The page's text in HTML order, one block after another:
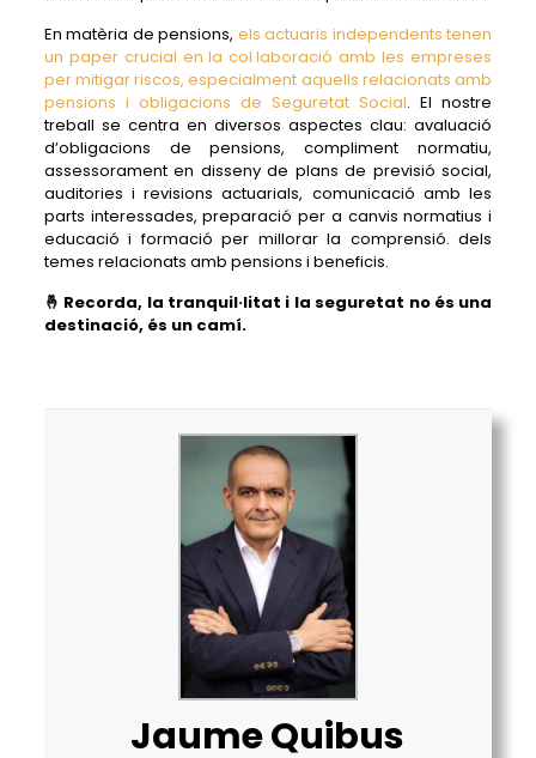
En matèria de pensions, els actuaris independents tenen
un paper crucial en la col·laboració amb les empreses
per mitigar riscos, especialment aquells relacionats amb
pensions i obligacions de Seguretat Social. El nostre
treball se centra en diversos aspectes clau: avaluació
d’obligacions de pensions, compliment normatiu,
assessorament en disseny de plans de previsió social,
auditories i revisions actuarials, comunicació amb les
parts interessades, preparació per a canvis normatius i
educació i formació per millorar la comprensió. dels
temes relacionats amb pensions i beneficis.
🤞 Recorda, la tranquil·litat i la seguretat no és una
destinació, és un camí.
Jaume Quibus